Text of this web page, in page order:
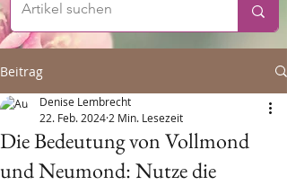
Beitrag
Die Bedeutung von Vollmond
und Neumond: Nutze die
Denise Lembrecht
22. Feb. 2024 2 Min. Lesezeit